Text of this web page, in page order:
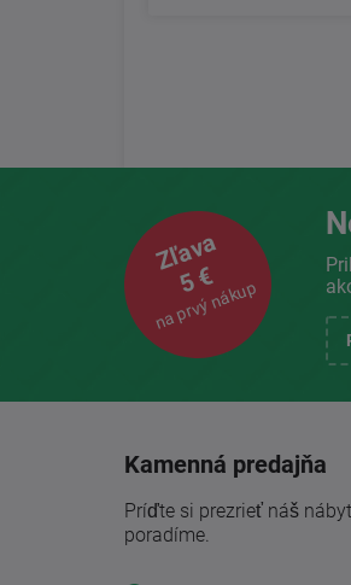
Zľava
5 €
na prvý nákup
Kamenná predajňa
Príďte si prezrieť náš
poradíme.